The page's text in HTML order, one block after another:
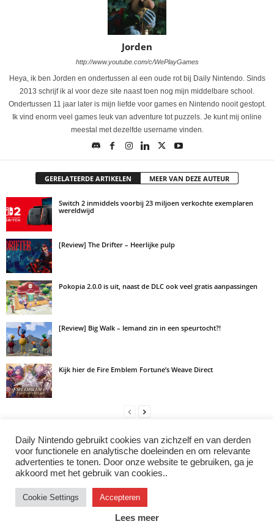
Jorden
http://www.youtube.com/c/WePlayGames
Heya, ik ben Jorden en ondertussen al een oude rot bij Daily Nintendo. Sinds
2013 schrijf ik al voor deze site naast toen nog mijn middelbare school.
Ondertussen 11 jaar later is mijn liefde voor games en Nintendo nooit gestopt.
Ik vind enorm veel games leuk van adventure tot puzzels. Je kunt mij online
meestal met dezelfde username vinden.
GERELATEERDE ARTIKELEN MEER VAN DEZE AUTEUR
Switch 2 inmiddels voorbij 23 miljoen verkochte exemplaren
wereldwijd
[Review] The Drifter – Heerlijke pulp
Pokopia 2.0.0 is uit, naast de DLC ook veel gratis aanpassingen
[Review] Big Walk – Iemand zin in een speurtocht?!
Kijk hier de Fire Emblem Fortune’s Weave Direct
LAAT EEN REACTIE ACHTER
Log in om een opmerking achter te laten
Instagram Facebook X/Twitter
Daily Nintendo gebruikt cookies van zichzelf en van derden
voor functionele en analytische doeleinden en om relevante
advertenties te tonen. Door onze website te gebruiken, ga je
akkoord met het gebruik van cookies..
Cookie Settings Accepteren
Lees meer